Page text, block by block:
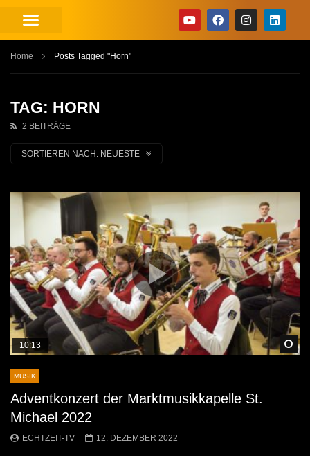
Home Posts Tagged "Horn"
TAG: HORN
2 BEITRÄGE
SORTIEREN NACH: NEUESTE
10:13
MUSIK
Adventkonzert der Marktmusikkapelle St.
Michael 2022
ECHTZEIT-TV 12. DEZEMBER 2022